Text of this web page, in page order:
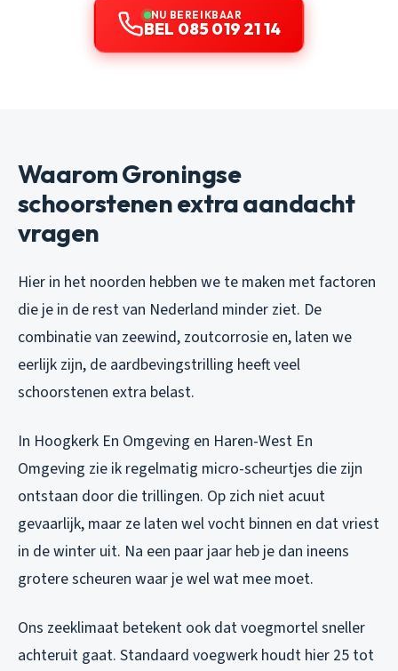
NU BEREIKBAAR
BEL 085 019 21 14
Waarom Groningse
schoorstenen extra aandacht
vragen
Hier in het noorden hebben we te maken met factoren
die je in de rest van Nederland minder ziet. De
combinatie van zeewind, zoutcorrosie en, laten we
eerlijk zijn, de aardbevingstrilling heeft veel
schoorstenen extra belast.
In Hoogkerk En Omgeving en Haren-West En
Omgeving zie ik regelmatig micro-scheurtjes die zijn
ontstaan door die trillingen. Op zich niet acuut
gevaarlijk, maar ze laten wel vocht binnen en dat vriest
in de winter uit. Na een paar jaar heb je dan ineens
grotere scheuren waar je wel wat mee moet.
Ons zeeklimaat betekent ook dat voegmortel sneller
achteruit gaat. Standaard voegwerk houdt hier 25 tot